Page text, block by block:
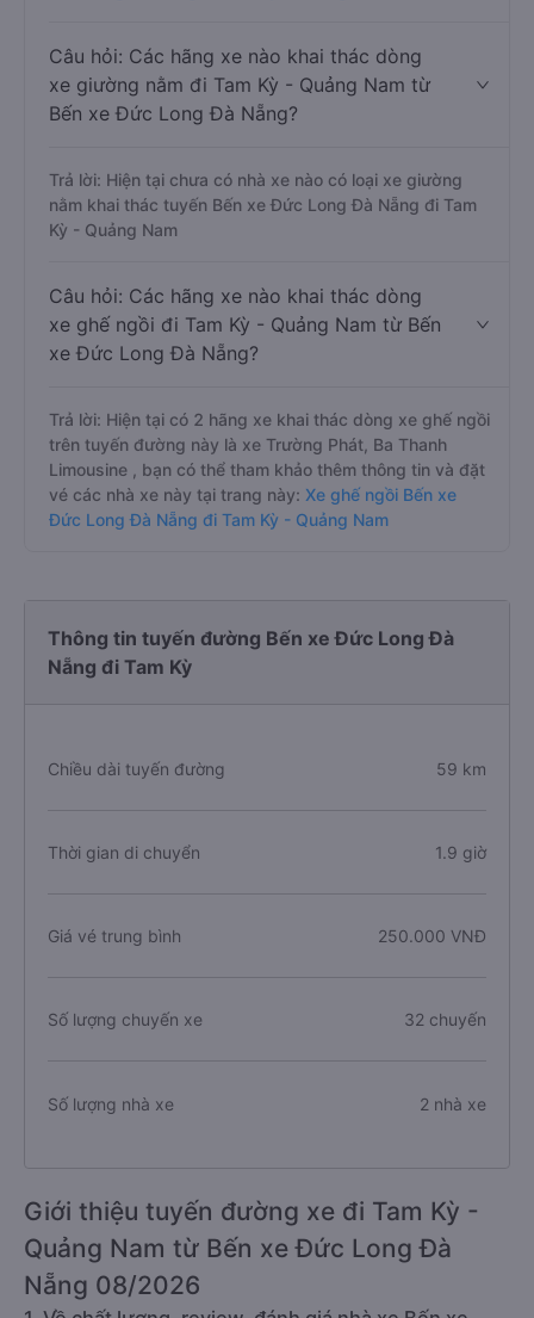
Câu hỏi: Các hãng xe nào khai thác dòng
xe giường nằm đi Tam Kỳ - Quảng Nam từ
Bến xe Đức Long Đà Nẵng?
Trả lời: Hiện tại chưa có nhà xe nào có loại xe giường
nằm khai thác tuyến Bến xe Đức Long Đà Nẵng đi Tam
Kỳ - Quảng Nam
Câu hỏi: Các hãng xe nào khai thác dòng
xe ghế ngồi đi Tam Kỳ - Quảng Nam từ Bến
xe Đức Long Đà Nẵng?
Trả lời: Hiện tại có 2 hãng xe khai thác dòng xe ghế ngồi
trên tuyến đường này là xe Trường Phát, Ba Thanh
Limousine , bạn có thể tham khảo thêm thông tin và đặt
vé các nhà xe này tại trang này: Xe ghế ngồi Bến xe
Đức Long Đà Nẵng đi Tam Kỳ - Quảng Nam
Thông tin tuyến đường Bến xe Đức Long Đà
Nẵng đi Tam Kỳ
Chiều dài tuyến đường 59 km
Thời gian di chuyển 1.9 giờ
Giá vé trung bình 250.000 VNĐ
Số lượng chuyến xe 32 chuyến
Số lượng nhà xe 2 nhà xe
Giới thiệu tuyến đường xe đi Tam Kỳ -
Quảng Nam từ Bến xe Đức Long Đà
Nẵng 08/2026